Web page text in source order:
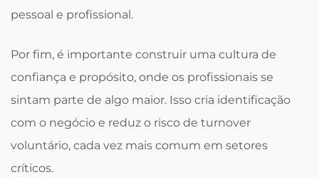
pessoal e profissional.
Por fim, é importante construir uma cultura de
confiança e propósito, onde os profissionais se
sintam parte de algo maior. Isso cria identificação
com o negócio e reduz o risco de turnover
voluntário, cada vez mais comum em setores
críticos.